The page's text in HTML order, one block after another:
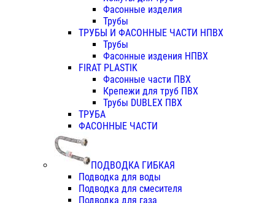
Фасонные изделия
Трубы
ТРУБЫ И ФАСОННЫЕ ЧАСТИ НПВХ
Трубы
Фасонные издения НПВХ
FIRAT PLASTIK
Фасонные части ПВХ
Крепежи для труб ПВХ
Трубы DUBLEX ПВХ
ТРУБА
ФАСОННЫЕ ЧАСТИ
ПОДВОДКА ГИБКАЯ
Подводка для воды
Подводка для смесителя
Подводка для газа